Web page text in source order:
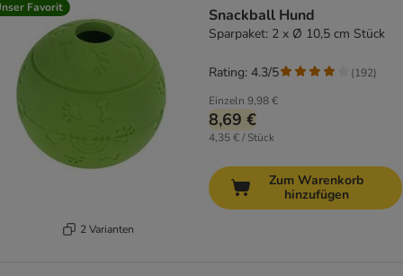
Favorit
2 Varianten
Snackball Hund
Sparpaket: 2 x Ø 10,5 cm Stück
Einzeln 9,98 €
8,69 €
4,35 € / Stück
Rating: 4.3/5 (192)
Zum Warenkorb
hinzufügen